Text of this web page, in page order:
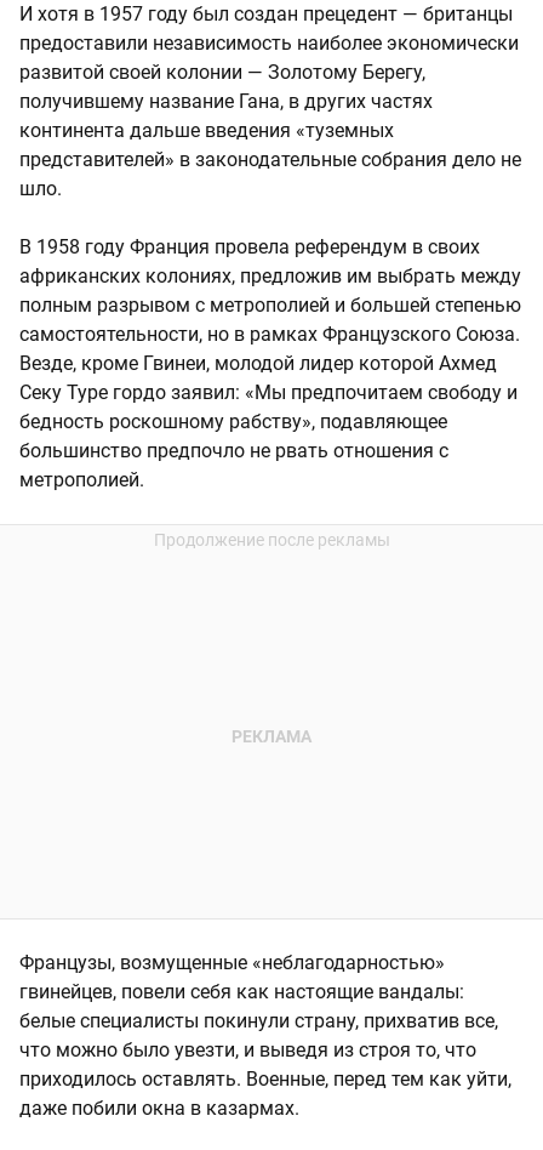
И хотя в 1957 году был создан прецедент — британцы
предоставили независимость наиболее экономически
развитой своей колонии — Золотому Берегу,
получившему название Гана, в других частях
континента дальше введения «туземных
представителей» в законодательные собрания дело не
шло.
В 1958 году Франция провела референдум в своих
африканских колониях, предложив им выбрать между
полным разрывом с метрополией и большей степенью
самостоятельности, но в рамках Французского Союза.
Везде, кроме Гвинеи, молодой лидер которой Ахмед
Секу Туре гордо заявил: «Мы предпочитаем свободу и
бедность роскошному рабству», подавляющее
большинство предпочло не рвать отношения с
метрополией.
Французы, возмущенные «неблагодарностью»
гвинейцев, повели себя как настоящие вандалы:
белые специалисты покинули страну, прихватив все,
что можно было увезти, и выведя из строя то, что
приходилось оставлять. Военные, перед тем как уйти,
даже побили окна в казармах.